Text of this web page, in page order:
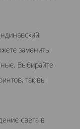
заменить
Выбирайте
так вы
света в